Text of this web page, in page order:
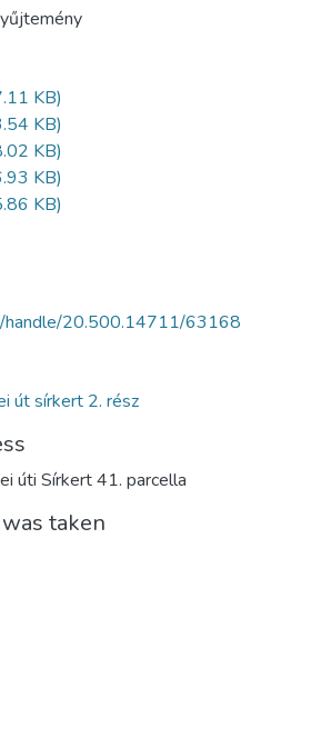
KB)
KB)
KB)
KB)
KB)
handle/20.500.14711/63168
út sírkert 2. rész
úti Sírkert 41. parcella
taken